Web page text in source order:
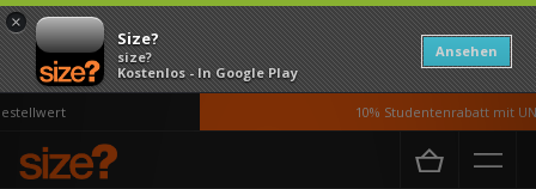
×
Size?
size?
Kostenlos - In Google Play
Ansehen
10% Studentenrabatt mit UNiDAYS*
Home Herren